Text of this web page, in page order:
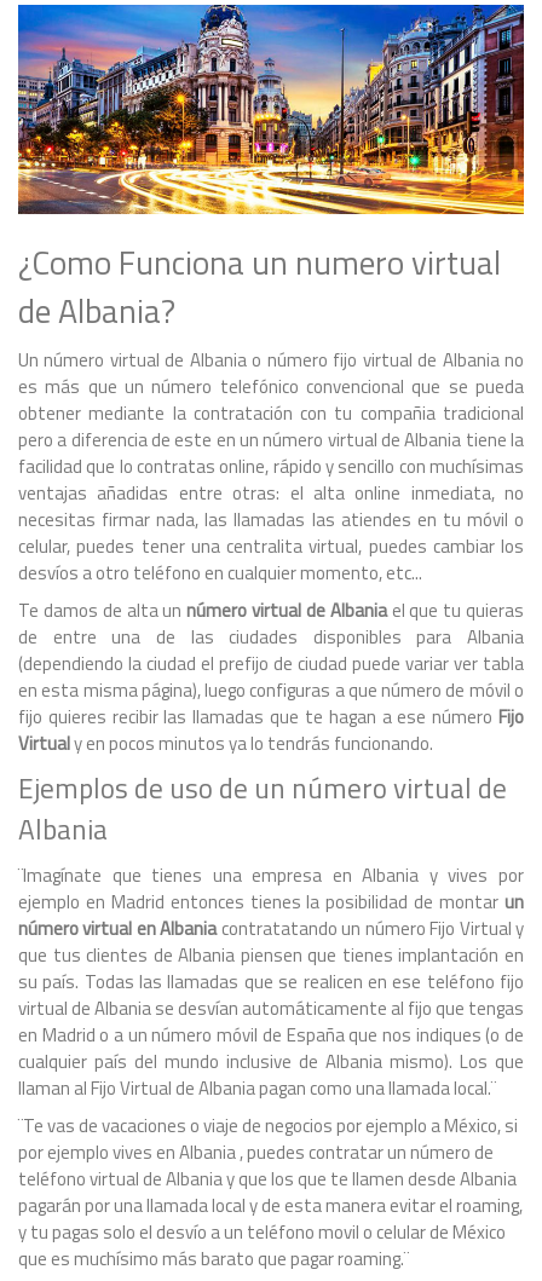
¿Como Funciona un numero virtual
de Albania?
Un número virtual de Albania o número fijo virtual de Albania no
es más que un número telefónico convencional que se pueda
obtener mediante la contratación con tu compañia tradicional
pero a diferencia de este en un número virtual de Albania tiene la
facilidad que lo contratas online, rápido y sencillo con muchísimas
ventajas añadidas entre otras: el alta online inmediata, no
necesitas firmar nada, las llamadas las atiendes en tu móvil o
celular, puedes tener una centralita virtual, puedes cambiar los
desvíos a otro teléfono en cualquier momento, etc...
Te damos de alta unnúmero virtual de Albaniael que tu quieras
de entre una de las ciudades disponibles para Albania
(dependiendo la ciudad el prefijo de ciudad puede variar ver tabla
en esta misma página), luego configuras a que número de móvil o
fijo quieres recibir las llamadas que te hagan a ese número Fijo
Virtualy en pocos minutos ya lo tendrás funcionando.
Ejemplos de uso de un número virtual de
Albania
¨Imagínate que tienes una empresa en Albania y vives por
ejemplo en Madrid entonces tienes la posibilidad de montar un
número virtual en Albaniacontratatando un número Fijo Virtual y
que tus clientes de Albania piensen que tienes implantación en
su país. Todas las llamadas que se realicen en ese teléfono fijo
virtual de Albania se desvían automáticamente al fijo que tengas
en Madrid o a un número móvil de España que nos indiques (o de
cualquier país del mundo inclusive de Albania mismo). Los que
llaman al Fijo Virtual de Albania pagan como una llamada local.¨
¨Te vas de vacaciones o viaje de negocios por ejemplo a México, si
por ejemplo vives en Albania , puedes contratar un número de
teléfono virtual de Albania y que los que te llamen desde Albania
pagarán por una llamada local y de esta manera evitar el roaming,
y tu pagas solo el desvío a un teléfono movil o celular de México
que es muchísimo más barato que pagar roaming.¨